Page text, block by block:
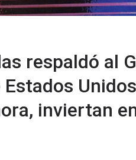
respaldó al
inviertan